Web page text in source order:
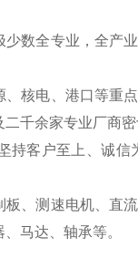
少数全专业，全产
核电、港口等重
千余家专业厂商密
持客户至上、诚
、测速电机、直
马达、轴承等。